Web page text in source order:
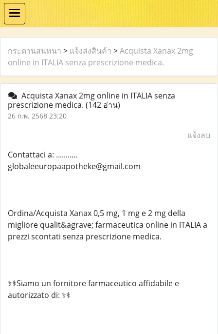
กระดานสนทนา > แจ้งส่งสินค้า >Acquista Xanax 2mg
online in ITALIA senza prescrizione medica.
Acquista Xanax 2mg online in ITALIA senza
prescrizione medica. (142 อ่าน)
26 ก.พ. 2568 23:20
แจ้งลบ
Contattaci a: ...........
globaleeuropaapotheke@gmail.com
Ordina/Acquista Xanax 0,5 mg, 1 mg e 2 mg della
migliore qualit&agrave; farmaceutica online in ITALIA a
prezzi scontati senza prescrizione medica.
⚕️⚕️Siamo un fornitore farmaceutico affidabile e
autorizzato di: ⚕️⚕️